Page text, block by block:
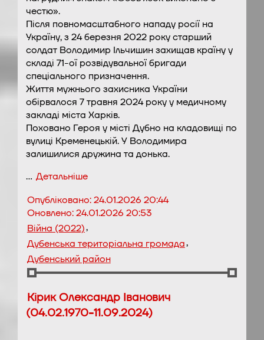
честю».
Після повномасштабного нападу росії на
Україну, з 24 березня 2022 року старший
солдат Володимир Ільчишин захищав країну у
складі 71-ої розвідувальної бригади
спеціального призначення.
Життя мужнього захисника України
обірвалося 7 травня 2024 року у медичному
закладі міста Харків.
Поховано Героя у місті Дубно на кладовищі по
вулиці Кременецькій. У Володимира
залишилися дружина та донька.
… Детальніше
Опубліковано:24.01.2026 20:44
Оновлено:24.01.2026 20:53
Війна (2022),
Дубенська територіальна громада,
Дубенський район
Кірик Олександр Іванович
(04.02.1970-11.09.2024)